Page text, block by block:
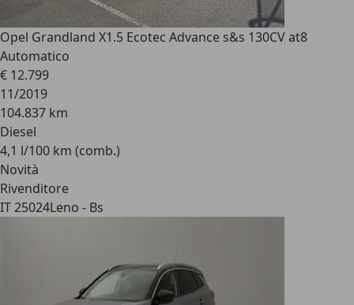
Opel Grandland X1.5 Ecotec Advance s&s 130CV at8
Automatico
€ 12.799
11/2019
104.837 km
Diesel
4,1 l/100 km (comb.)
Novità
Rivenditore
IT 25024Leno - Bs